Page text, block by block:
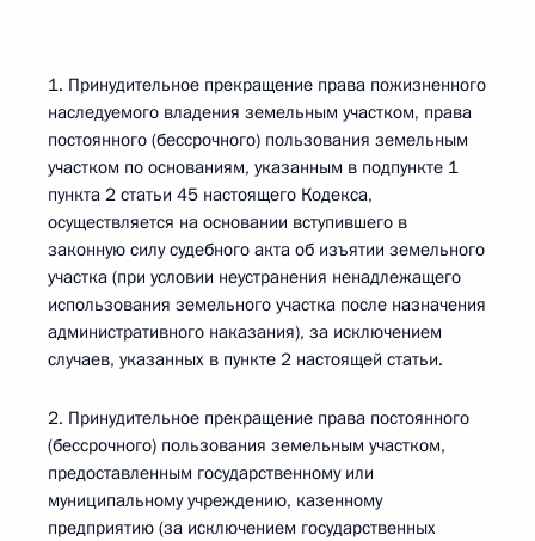
1. Принудительное прекращение права пожизненного
наследуемого владения земельным участком, права
постоянного (бессрочного) пользования земельным
участком по основаниям, указанным в подпункте 1
пункта 2 статьи 45 настоящего Кодекса,
осуществляется на основании вступившего в
законную силу судебного акта об изъятии земельного
участка (при условии неустранения ненадлежащего
использования земельного участка после назначения
административного наказания), за исключением
случаев, указанных в пункте 2 настоящей статьи.
2. Принудительное прекращение права постоянного
(бессрочного) пользования земельным участком,
предоставленным государственному или
муниципальному учреждению, казенному
предприятию (за исключением государственных